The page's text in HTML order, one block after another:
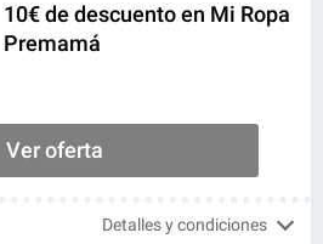
10€ de descuento en Mi Ropa
Premamá
Ver oferta
Detalles y condiciones